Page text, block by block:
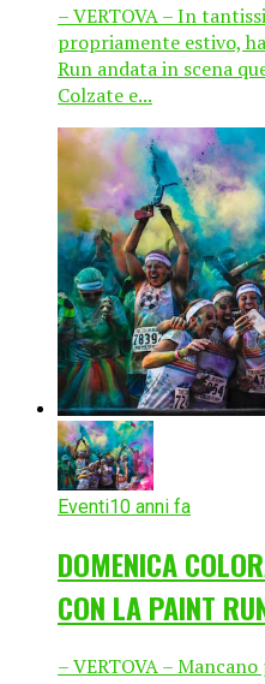
– VERTOVA – In
propriamente estivo,
Run andata in scena
Colzate e...
Eventi10 anni fa
DOMENICA
CON LA PAINT
– VERTOVA –